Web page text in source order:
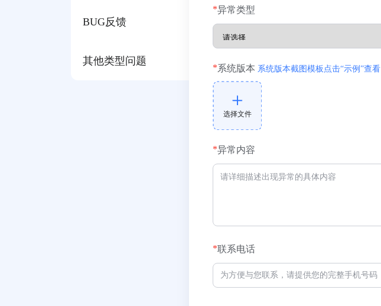
BUG反馈
其他类型问题
*异常类型
*系统版本 系统版本截图模板点击“示例”查看
选择文件
*异常内容
*联系电话